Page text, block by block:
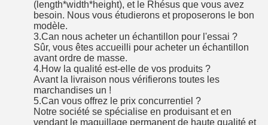
(length*width*height), et le Rhésus que vous avez
besoin. Nous vous étudierons et proposerons le bon
modèle.
3.Can nous acheter un échantillon pour l'essai ?
Sûr, vous êtes accueilli pour acheter un échantillon
avant ordre de masse.
4.How la qualité est-elle de vos produits ?
Avant la livraison nous vérifierons toutes les
marchandises un !
5.Can vous offrez le prix concurrentiel ?
Notre société se spécialise en produisant et en
vendant le maquillage permanent de haute qualité et